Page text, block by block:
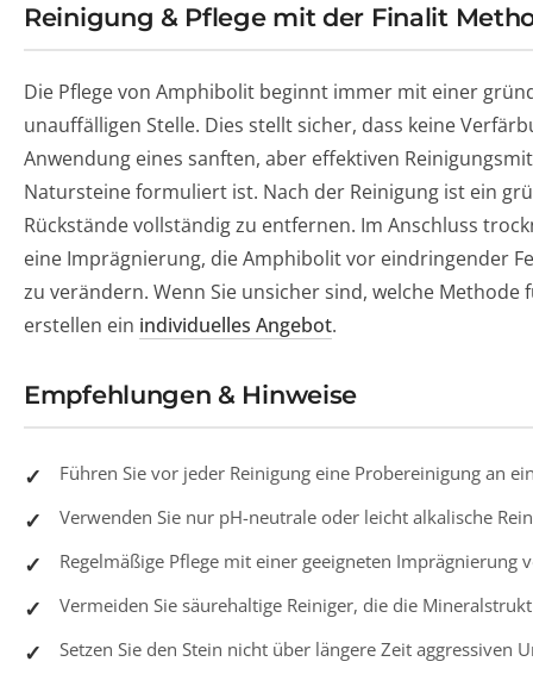
Reinigung & Pflege mit der Finalit
Die Pflege von Amphibolit beginnt immer mit einer
unauffälligen Stelle. Dies stellt sicher, dass keine
Anwendung eines sanften, aber effektiven
Natursteine formuliert ist. Nach der Reinigung ist ein
Rückstände vollständig zu entfernen. Im Anschluss
eine Imprägnierung, die Amphibolit vor eindringender
zu verändern. Wenn Sie unsicher sind, welche
erstellen ein individuelles Angebot.
Empfehlungen & Hinweise
Führen Sie vor jeder Reinigung eine Probereinigung an
Verwenden Sie nur pH-neutrale oder leicht alkalische
Regelmäßige Pflege mit einer geeigneten Imprägnierung
Vermeiden Sie säurehaltige Reiniger, die die
Setzen Sie den Stein nicht über längere Zeit aggressiven